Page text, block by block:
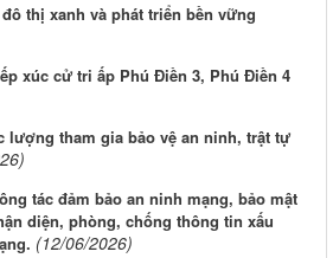
thị xanh và phát triển bền vững
xúc cử tri ấp Phú Điền 3, Phú Điền 4
lượng tham gia bảo vệ an ninh, trật tự
tác đảm bảo an ninh mạng, bảo mật
diện, phòng, chống thông tin xấu
(12/06/2026)